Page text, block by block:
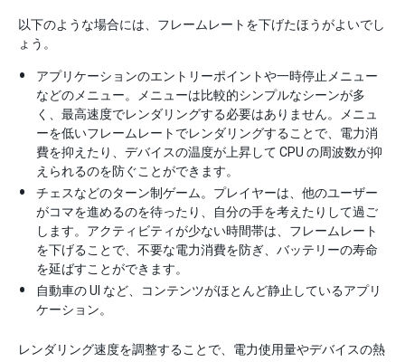
以下のような場合には、フレームレートを下げたほうがよいでし
ょう。
アプリケーションのエントリーポイントや一時停止メニュー
などのメニュー。メニューは比較的シンプルなシーンが多
く、最高速度でレンダリングする必要はありません。メニュ
ーを低いフレームレートでレンダリングすることで、電力消
費を抑えたり、デバイスの温度が上昇して CPU の周波数が抑
えられるのを防ぐことができます。
チェスなどのターン制ゲーム。プレイヤーは、他のユーザー
がコマを進めるのを待ったり、自分の手を考えたりして過ご
します。アクティビティが少ない時間帯は、フレームレート
を下げることで、不要な電力消費を防ぎ、バッテリーの寿命
を延ばすことができます。
自動車の UI など、コンテンツがほとんど静止しているアプリ
ケーション。
レンダリング速度を調整することで、電力使用量やデバイスの熱